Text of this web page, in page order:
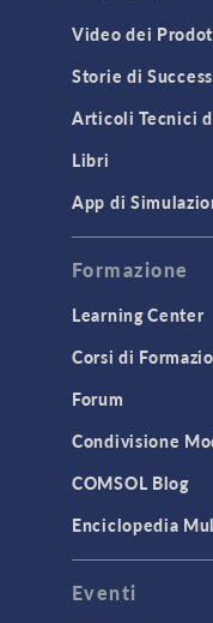
Video dei
Storie di
Articoli Tecnici
Libri
App di
Formazione
Learning Center
Corsi di
Forum
Condivisione
COMSOL Blog
Enciclopedia
Eventi